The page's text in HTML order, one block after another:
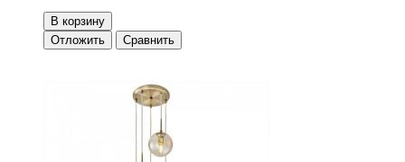
В корзину
Отложить
Сравнить